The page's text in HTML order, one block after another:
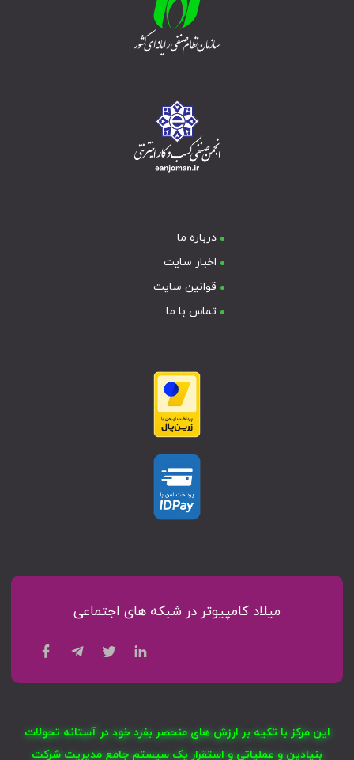
درباره ما
اخبار سایت
قوانین سایت
تماس با ما
میلاد کامپیوتر در شبکه های اجتماعی
این مرکز با تکیه بر ارزش های منحصر بفرد خود در آستانه تحولات
بنیادین و عملیاتی و استقرار یک سیستم جامع مدیریت شرکت